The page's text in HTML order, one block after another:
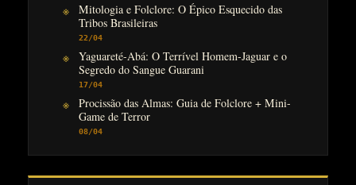
Mitologia e Folclore: O Épico Esquecido das
Tribos Brasileiras
22/04
Yaguareté-Abá: O Terrível Homem-Jaguar e o
Segredo do Sangue Guarani
17/04
Procissão das Almas: Guia de Folclore + Mini-
Game de Terror
08/04